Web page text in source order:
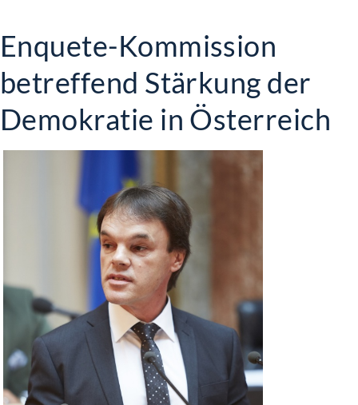
Enquete-Kommission
betreffend Stärkung der
Demokratie in Österreich